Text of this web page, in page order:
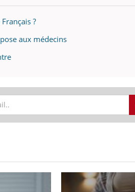
?
aux médecins